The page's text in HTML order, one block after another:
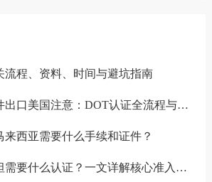
流程、资料、时间与避坑指南
美国注意：DOT认证全流程与合规要点详解
来西亚需要什么手续和证件？
要什么认证？一文详解核心准入要求